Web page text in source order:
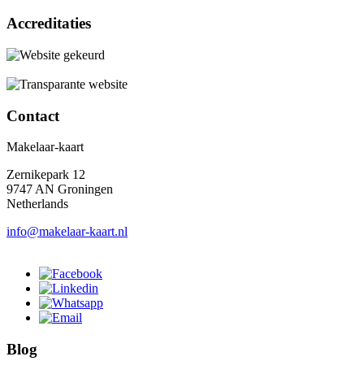
Accreditaties
Contact
Makelaar-kaart
Zernikepark 12
9747 AN Groningen
Netherlands
info@makelaar-kaart.nl
Blog